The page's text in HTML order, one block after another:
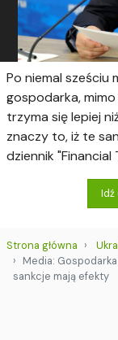
Po niemal sześciu
gospodarka,
trzyma się lepiej
znaczy to, iż te
dziennik "Financial
Idź
Strona główna
Media:
sankcje mają efekty